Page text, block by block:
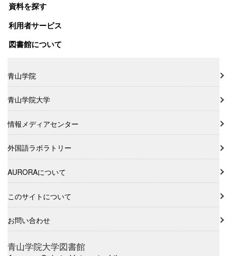
資料を探す
利用者サービス
図書館について
青山学院
青山学院大学
情報メディアセンター
外国語ラボラトリー
AURORAについて
このサイトについて
お問い合わせ
青山学院大学図書館